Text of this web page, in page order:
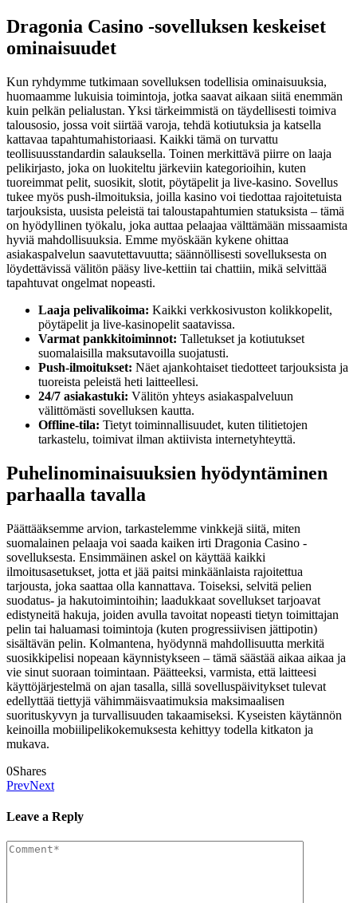
Dragonia Casino -sovelluksen keskeiset
ominaisuudet
Kun ryhdymme tutkimaan sovelluksen todellisia ominaisuuksia,
huomaamme lukuisia toimintoja, jotka saavat aikaan siitä enemmän
kuin pelkän pelialustan. Yksi tärkeimmistä on täydellisesti toimiva
talousosio, jossa voit siirtää varoja, tehdä kotiutuksia ja katsella
kattavaa tapahtumahistoriaasi. Kaikki tämä on turvattu
teollisuusstandardin salauksella. Toinen merkittävä piirre on laaja
pelikirjasto, joka on luokiteltu järkeviin kategorioihin, kuten
tuoreimmat pelit, suosikit, slotit, pöytäpelit ja live-kasino. Sovellus
tukee myös push-ilmoituksia, joilla kasino voi tiedottaa rajoitetuista
tarjouksista, uusista peleistä tai taloustapahtumien statuksista – tämä
on hyödyllinen työkalu, joka auttaa pelaajaa välttämään missaamista
hyviä mahdollisuuksia. Emme myöskään kykene ohittaa
asiakaspalvelun saavutettavuutta; säännöllisesti sovelluksesta on
löydettävissä välitön pääsy live-kettiin tai chattiin, mikä selvittää
tapahtuvat ongelmat nopeasti.
Laaja pelivalikoima: Kaikki verkkosivuston kolikkopelit,
pöytäpelit ja live-kasinopelit saatavissa.
Varmat pankkitoiminnot: Talletukset ja kotiutukset
suomalaisilla maksutavoilla suojatusti.
Push-ilmoitukset: Näet ajankohtaiset tiedotteet tarjouksista ja
tuoreista peleistä heti laitteellesi.
24/7 asiakastuki: Välitön yhteys asiakaspalveluun
välittömästi sovelluksen kautta.
Offline-tila: Tietyt toiminnallisuudet, kuten tilitietojen
tarkastelu, toimivat ilman aktiivista internetyhteyttä.
Puhelinominaisuuksien hyödyntäminen
parhaalla tavalla
Päättääksemme arvion, tarkastelemme vinkkejä siitä, miten
suomalainen pelaaja voi saada kaiken irti Dragonia Casino -
sovelluksesta. Ensimmäinen askel on käyttää kaikki
ilmoitusasetukset, jotta et jää paitsi minkäänlaista rajoitettua
tarjousta, joka saattaa olla kannattava. Toiseksi, selvitä pelien
suodatus- ja hakutoimintoihin; laadukkaat sovellukset tarjoavat
edistyneitä hakuja, joiden avulla tavoitat nopeasti tietyn toimittajan
pelin tai haluamasi toimintoja (kuten progressiivisen jättipotin)
sisältävän pelin. Kolmantena, hyödynnä mahdollisuutta merkitä
suosikkipelisi nopeaan käynnistykseen – tämä säästää aikaa aikaa ja
vie sinut suoraan toimintaan. Päätteeksi, varmista, että laitteesi
käyttöjärjestelmä on ajan tasalla, sillä sovelluspäivitykset tulevat
edellyttää tiettyjä vähimmäisvaatimuksia maksimaalisen
suorituskyvyn ja turvallisuuden takaamiseksi. Kyseisten käytännön
keinoilla mobiilipelikokemuksesta kehittyy todella kitkaton ja
mukava.
0Shares
PrevNext
Leave a Reply